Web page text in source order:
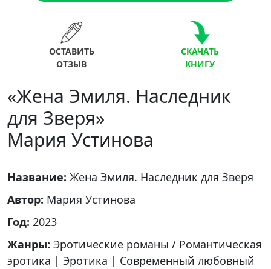
ОСТАВИТЬ
ОТЗЫВ
СКАЧАТЬ
КНИГУ
«Жена Эмиля. Наследник
для Зверя»
Мария Устинова
Название: Жена Эмиля. Наследник для Зверя
Автор: Мария Устинова
Год: 2023
Жанры: Эротические романы / Романтическая
эротика | Эротика | Современный любовный